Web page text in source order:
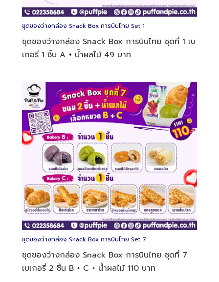
ชุดของว่างกล่อง Snack Box การบินไทย Set 7
ชุดของว่างกล่อง Snack Box การบินไทย ชุดที่ 7
เบเกอรี่ 2 ชิ้น B + C + น้ำผลไม้ 110 บาท